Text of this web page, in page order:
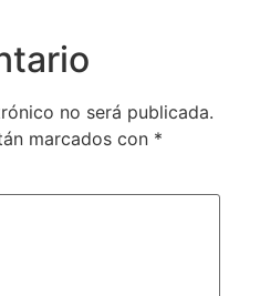
no será publicada.
marcados con *